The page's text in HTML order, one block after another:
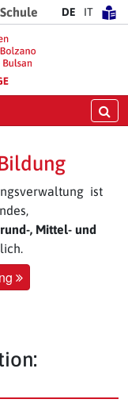
DE IT
ist
, Mittel- und